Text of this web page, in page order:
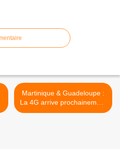
Martinique & Guadeloupe :
La 4G arrive prochainement
! >